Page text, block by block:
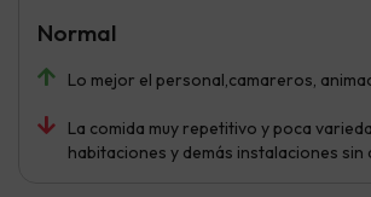
Lo mejor el personal,camareros,
La comida muy repetitivo y poca
habitaciones y demás instalaciones sin
Normal